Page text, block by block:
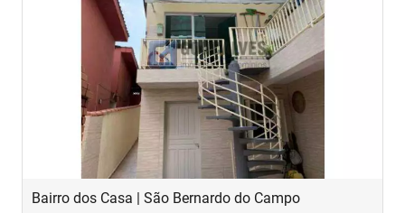
Previous
Bairro dos Casa | São Bernardo do Campo